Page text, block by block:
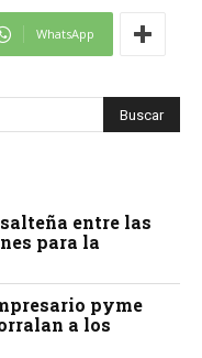
WhatsApp
entre las
para la
pyme
a los